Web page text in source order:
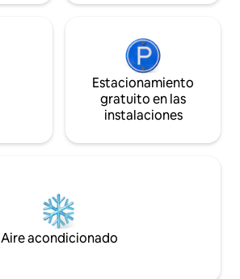
Estacionamiento
gratuito en las
instalaciones
Aire acondicionado